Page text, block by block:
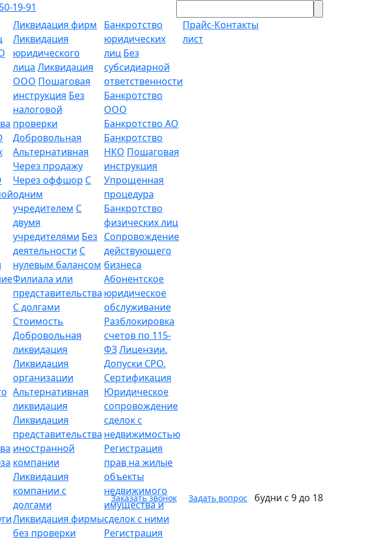
19-91
Ликвидация фирм
Ликвидация
юридического
лица Ликвидация
ООО Пошаговая
инструкция Без
налоговой
проверки
Добровольная
Альтернативная
Через продажу
Через оффшор С
одним
учредителем С
двумя
учредителями Без
деятельности С
нулевым балансом
Филиала или
представительства
С долгами
Стоимость
Добровольная
ликвидация
Ликвидация
организации
Альтернативная
ликвидация
Ликвидация
представительства
иностранной
компании
Ликвидация
компании с
долгами
Ликвидация фирмы
без проверки
Банкротство
юридических
лиц Без
субсидиарной
ответственности
Банкротство
ООО
Банкротство АО
Банкротство
НКО Пошаговая
инструкция
Упрощенная
процедура
Банкротство
физических лиц
Сопровождение
действующего
бизнеса
Абонентское
юридическое
обслуживание
Разблокировка
счетов по 115-
ФЗЛицензии.
Допуски СРО.
Сертификация
Юридическое
сопровождение
сделок с
недвижимостью
Регистрация
прав на жилые
объекты
недвижимого
имущества и
сделок с ними
Регистрация
Прайс-
лист
Контакты
Заказать звонок Задать вопрос будни с 9 до 18